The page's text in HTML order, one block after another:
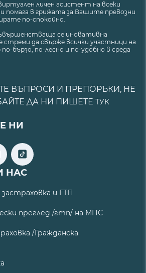
личен асистент на всеки
помага в грижата за Вашите превозни
по-спокойно.
се иновативна
стреми да свърже всички участници на
бързо, по-лесно и по-удобно в среда
ВЪПРОСИ И ПРЕПОРЪКИ, НЕ
ДА НИ ПИШЕТЕ ТУК
НИ
НАС
и ГТП
преглед /гтп/ на МПС
/Гражданска